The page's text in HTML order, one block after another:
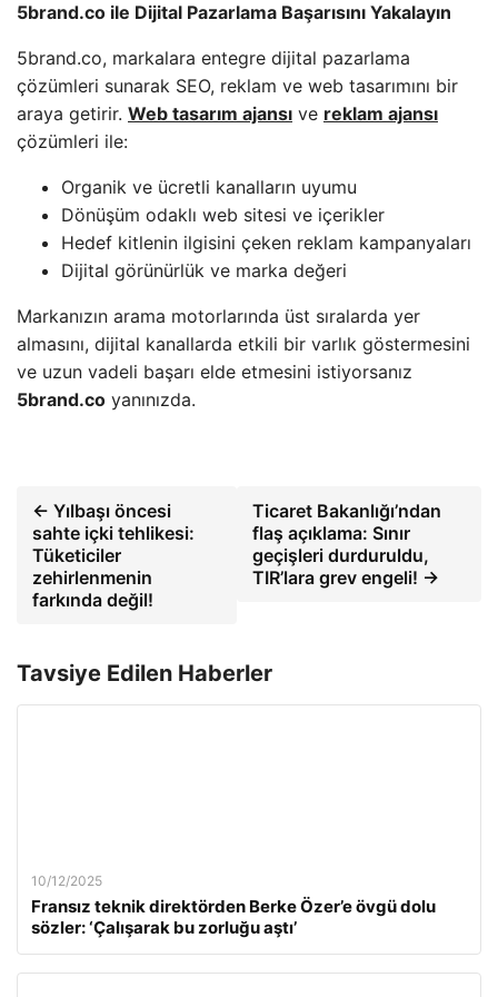
5brand.co ile Dijital Pazarlama Başarısını Yakalayın
5brand.co, markalara entegre dijital pazarlama
çözümleri sunarak SEO, reklam ve web tasarımını bir
araya getirir. Web tasarım ajansı ve reklam ajansı
çözümleri ile:
Organik ve ücretli kanalların uyumu
Dönüşüm odaklı web sitesi ve içerikler
Hedef kitlenin ilgisini çeken reklam kampanyaları
Dijital görünürlük ve marka değeri
Markanızın arama motorlarında üst sıralarda yer
almasını, dijital kanallarda etkili bir varlık göstermesini
ve uzun vadeli başarı elde etmesini istiyorsanız
5brand.co yanınızda.
← Yılbaşı öncesi
sahte içki tehlikesi:
Tüketiciler
zehirlenmenin
farkında değil!
Ticaret Bakanlığı’ndan
flaş açıklama: Sınır
geçişleri durduruldu,
TIR’lara grev engeli! →
Tavsiye Edilen Haberler
10/12/2025
Fransız teknik direktörden Berke Özer’e övgü dolu
sözler: ‘Çalışarak bu zorluğu aştı’